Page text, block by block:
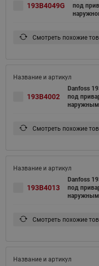
193B4049G
под
Смотреть похожие
193B4002
Danfoss
под
наружным
Смотреть похожие
193B4013
Danfoss
под
наружным
Смотреть похожие